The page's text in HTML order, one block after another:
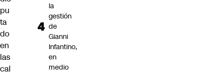
pu
ta
do
en
las
cal
la
gestión
de
Gianni
Infantino,
en
medio